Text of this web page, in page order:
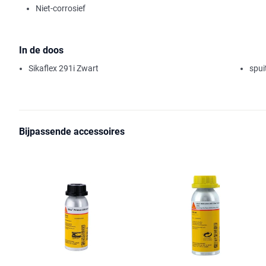
Niet-corrosief
In de doos
Sikaflex 291i Zwart
Bijpassende accessoires